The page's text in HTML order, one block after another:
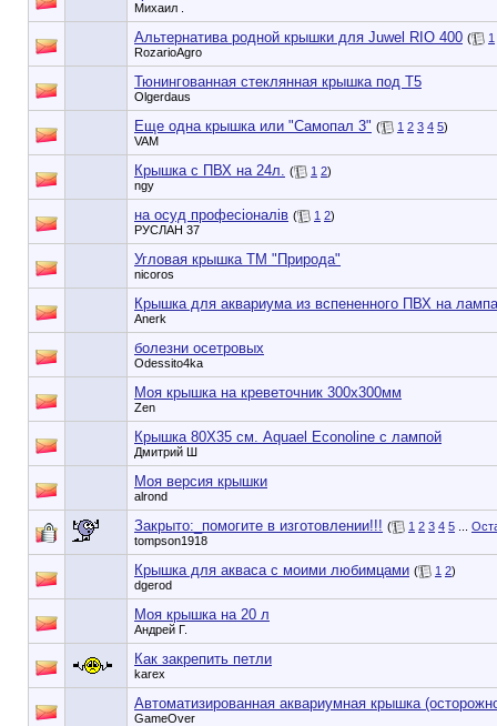
Михаил .
Альтернатива родной крышки для Juwel RIO 400 (
1
RozarioAgro
Тюнингованная стеклянная крышка под Т5
Olgerdaus
Еще одна крышка или "Самопал 3" ( 1 2 3 4 5)
VAM
Крышка с ПВХ на 24л. ( 1 2)
ngy
на осуд професіоналів ( 1 2)
РУСЛАН 37
Угловая крышка ТМ "Природа"
nicoros
Крышка для аквариума из вспененного ПВХ на
Anerk
болезни осетровых
Odessito4ka
Моя крышка на креветочник 300х300мм
Zen
Крышка 80Х35 см. Aquael Econoline с лампой
Дмитрий Ш
Моя версия крышки
alrond
Закрыто:_ помогите в изготовлении!!! ( 1 2 3 4 5
tompson1918
Крышка для акваса с моими любимцами ( 1 2)
dgerod
Моя крышка на 20 л
Андрей Г.
Как закрепить петли
karex
Автоматизированная аквариумная крышка
GameOver